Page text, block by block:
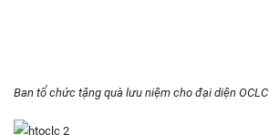
Ban tổ chức tặng quà lưu niệm cho đại diện OCLC